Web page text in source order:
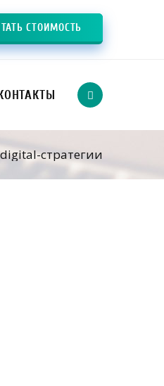
СТОИМОСТЬ
КОНТАКТЫ
стратегии